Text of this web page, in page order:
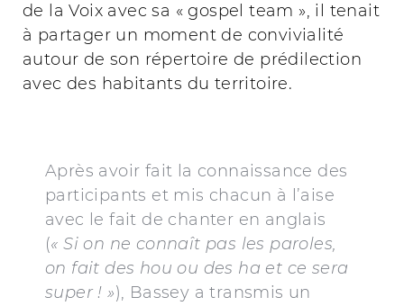
de la Voix avec sa « gospel team », il tenait
à partager un moment de convivialité
autour de son répertoire de prédilection
avec des habitants du territoire.
Après avoir fait la connaissance des
participants et mis chacun à l’aise
avec le fait de chanter en anglais
(« Si on ne connaît pas les paroles,
on fait des hou ou des ha et ce sera
super ! »), Bassey a transmis un